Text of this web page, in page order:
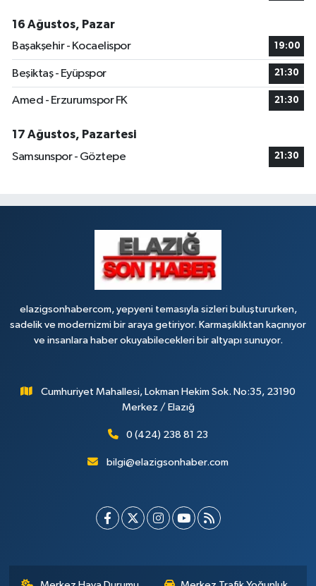
16 Ağustos, Pazar
Başakşehir - Kocaelispor
19:00
Beşiktaş - Eyüpspor 21:30
Amed - Erzurumspor FK 21:30
17 Ağustos, Pazartesi
Samsunspor - Göztepe
21:30
elazigsonhabercom, yepyeni temasıyla sizleri buluştururken,
sadelik ve modernizmi bir araya getiriyor. Karmaşıklıktan kaçınıyor
ve insanlara haber okuyabilecekleri bir altyapı sunuyor.
Cumhuriyet Mahallesi, Lokman Hekim Sok. No:35, 23190
Merkez / Elazığ
0 (424) 238 81 23
bilgi@elazigsonhaber.com